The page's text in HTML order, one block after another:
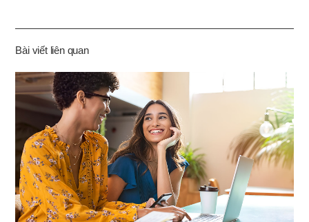
기
Bài viết liên quan